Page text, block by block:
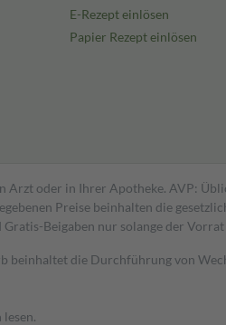
E-Rezept einlösen
Papier Rezept einlösen
Arzt oder in Ihrer Apotheke. AVP:
Preise beinhalten die
Beigaben nur solange der
die Durchführung von